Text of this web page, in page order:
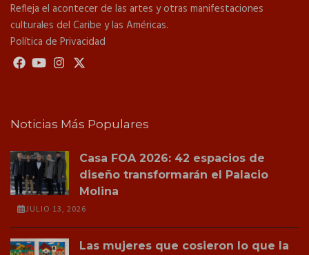
Refleja el acontecer de las artes y otras manifestaciones
culturales del Caribe y las Américas.
Política de Privacidad
Noticias Más Populares
Casa FOA 2026: 42 espacios de
diseño transformarán el Palacio
Molina
JULIO 13, 2026
Las mujeres que cosieron lo que la